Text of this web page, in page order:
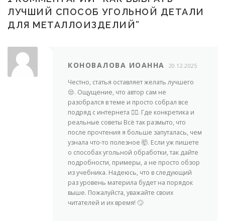
ЛУЧШИЙ СПОСОБ УГОЛЬНОЙ ДЕТАЛИ
ДЛЯ МЕТАЛЛОИЗДЕЛИЙ”
КОНОВАЛОВА ИОАННА 20.12.2025
Честно, статья оставляет желать лучшего
😒. Ощущение, что автор сам не
разобрался в теме и просто собрал все
подряд с интернета 🤷‍♀️. Где конкретика и
реальные советы Всё так размыто, что
после прочтения я больше запуталась, чем
узнала что-то полезное 🤯. Если уж пишете
о способах угольной обработки, так дайте
подробности, примеры, а не просто обзор
из учебника. Надеюсь, что в следующий
раз уровень материла будет на порядок
выше. Пожалуйста, уважайте своих
читателей и их время! 🙄